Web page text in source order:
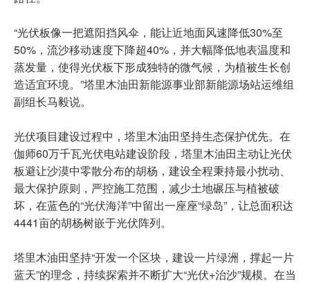
“光伏板像一把遮阳挡风伞，能让近地面风速降低30%至
50%，流沙移动速度下降超40%，并大幅降低地表温度和
蒸发量，使得光伏板下形成独特的微气候，为植被生长创
造适宜环境。”塔里木油田新能源事业部新能源场站运维组
副组长马毅说。
光伏项目建设过程中，塔里木油田坚持生态保护优先。在
伽师60万千瓦光伏电站建设阶段，塔里木油田主动让光伏
板避让沙漠中零散分布的胡杨，建设全程秉持最小扰动、
最大保护原则，严控施工范围，减少土地碾压与植被破
坏，在蓝色的“光伏海洋”中留出一座座“绿岛”，让总面积达
4441亩的胡杨树嵌于光伏阵列。
塔里木油田坚持“开发一个区块，建设一片绿洲，撑起一片
蓝天”的理念，持续探索并不断扩大“光伏+治沙”规模。在当